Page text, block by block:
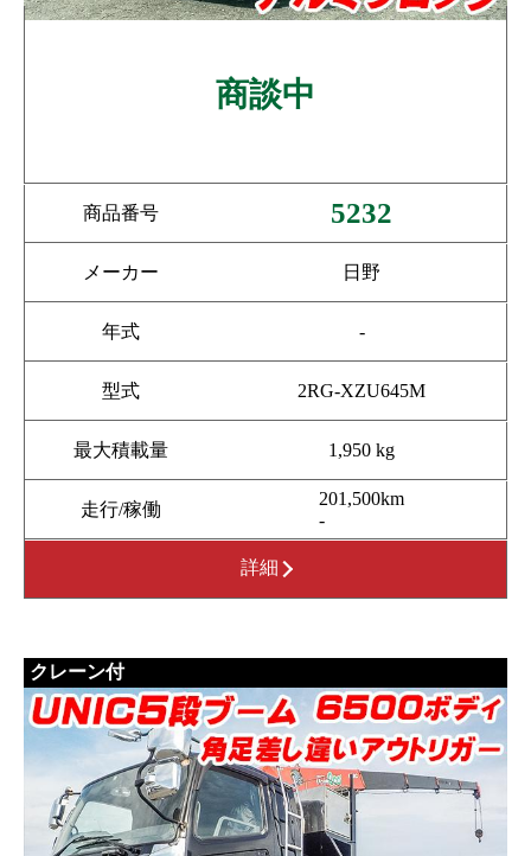
商談中
商品番号 5232
メーカー 日野
年式 -
型式 2RG-XZU645M
最大積載量 1,950 kg
走行/稼働
201,500km
-
詳細
クレーン付